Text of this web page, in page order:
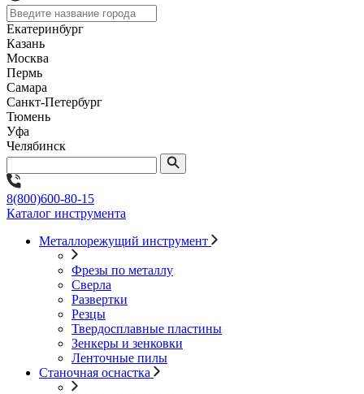
Екатеринбург
Казань
Москва
Пермь
Самара
Санкт-Петербург
Тюмень
Уфа
Челябинск
8(800)600-80-15
Каталог инструмента
Металлорежущий инструмент
Фрезы по металлу
Сверла
Развертки
Резцы
Твердосплавные пластины
Зенкеры и зенковки
Ленточные пилы
Станочная оснастка